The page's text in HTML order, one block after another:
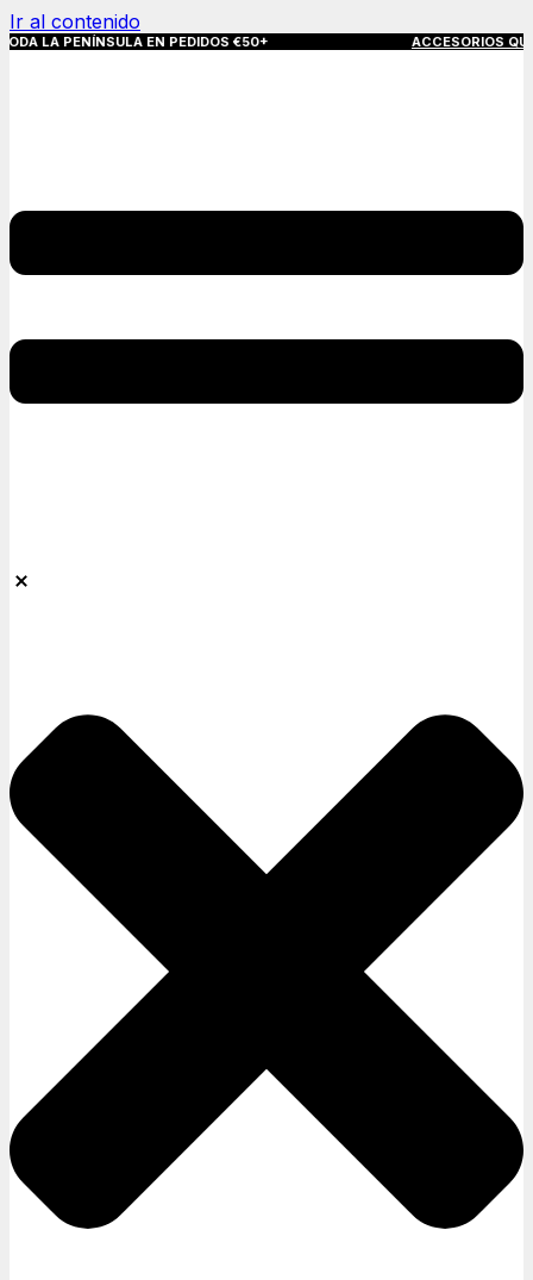
Ir al contenido
EN PEDIDOS €50+ ACCESORIOS QUE MARCAN